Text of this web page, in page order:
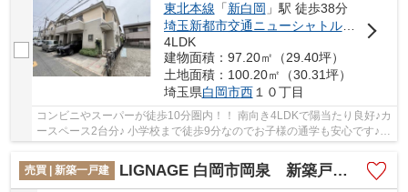
東北本線 「新白岡 」駅 徒歩38分
埼玉新都市交通ニューシャトル
「 伊奈中央
4LDK
建物面積：97.20㎡（29.40坪）
土地面積：100.20㎡（30.31坪）
埼玉県白岡市西１０丁目
コンビニやスーパーが徒歩10分圏内！！ 南向き4LDKで陽当たり良好♪カ
ースペース2台分♪ 小学校まで徒歩9分なのでお子様の通学も安心です♪
売買 | 新築一戸建
LIGNAGE 白岡市岡泉 新築戸建 全1棟 1号棟